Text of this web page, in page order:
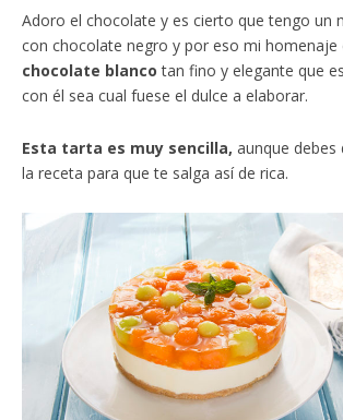
Adoro el chocolate y es cierto que tengo un
con chocolate negro y por eso mi homenaje
chocolate blanco tan fino y elegante que
con él sea cual fuese el dulce a elaborar.
Esta tarta es muy sencilla, aunque debes
la receta para que te salga así de rica.